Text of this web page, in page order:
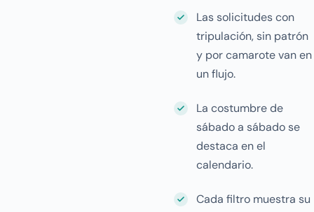
Las solicitudes con
tripulación, sin patrón
y por camarote van en
un flujo.
La costumbre de
sábado a sábado se
destaca en el
calendario.
Cada filtro muestra su